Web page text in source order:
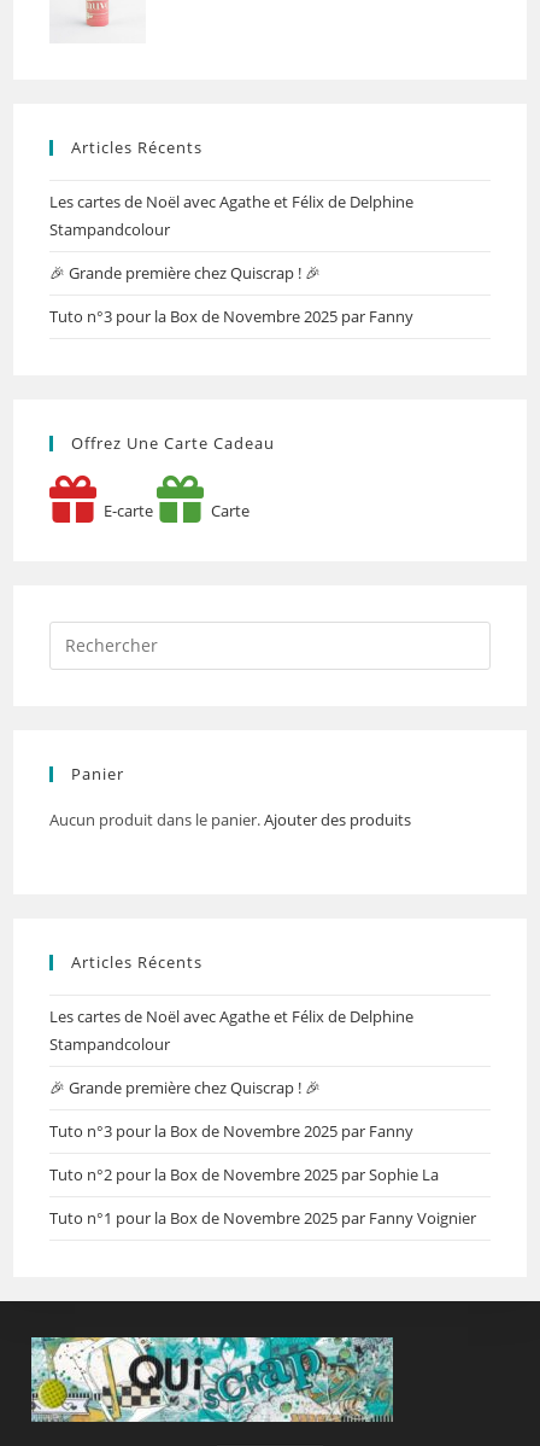
Articles Récents
Les cartes de Noël avec Agathe et Félix de Delphine
Stampandcolour
🎉 Grande première chez Quiscrap ! 🎉
Tuto n°3 pour la Box de Novembre 2025 par Fanny
Offrez Une Carte Cadeau
E-carte Carte
Panier
Aucun produit dans le panier.Ajouter des produits
Articles Récents
Les cartes de Noël avec Agathe et Félix de Delphine
Stampandcolour
🎉 Grande première chez Quiscrap ! 🎉
Tuto n°3 pour la Box de Novembre 2025 par Fanny
Tuto n°2 pour la Box de Novembre 2025 par Sophie La
Tuto n°1 pour la Box de Novembre 2025 par Fanny Voignier